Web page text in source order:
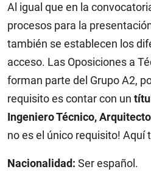
Al igual que en la
procesos para la
también se establecen los
acceso. Las Oposiciones a
forman parte del Grupo A2,
requisito es contar con un
Ingeniero Técnico,
no es el único requisito! Aquí
Nacionalidad: Ser español.